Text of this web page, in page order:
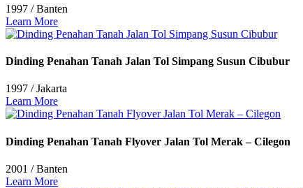
1997 /Banten
Learn More
Dinding Penahan Tanah Jalan Tol Simpang Susun Cibubur
1997 /Jakarta
Learn More
Dinding Penahan Tanah Flyover Jalan Tol Merak – Cilegon
2001 /Banten
Learn More